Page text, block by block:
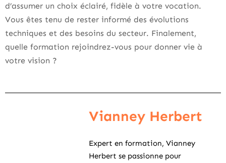
d’assumer un choix éclairé, fidèle à votre vocation.
Vous êtes tenu de rester informé des évolutions
techniques et des besoins du secteur. Finalement,
quelle formation rejoindrez-vous pour donner vie à
votre vision ?
Vianney Herbert
Expert en formation, Vianney
Herbert se passionne pour